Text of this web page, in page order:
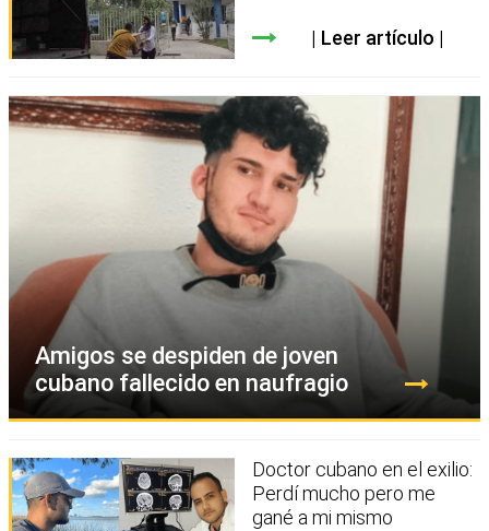
Leer artículo
Amigos se despiden de joven
cubano fallecido en naufragio
Doctor cubano en el exilio:
Perdí mucho pero me
gané a mi mismo